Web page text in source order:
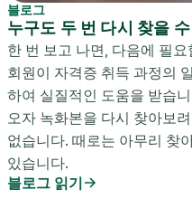
블로그
누구도 두 번 다시 찾을
한 번 보고 나면, 다음에 필
회원이 자격증 취득 과정의
하여 실질적인 도움을 받습
오자 녹화본을 다시 찾아보
없습니다. 때로는 아무리 찾
있습니다.
블로그 읽기